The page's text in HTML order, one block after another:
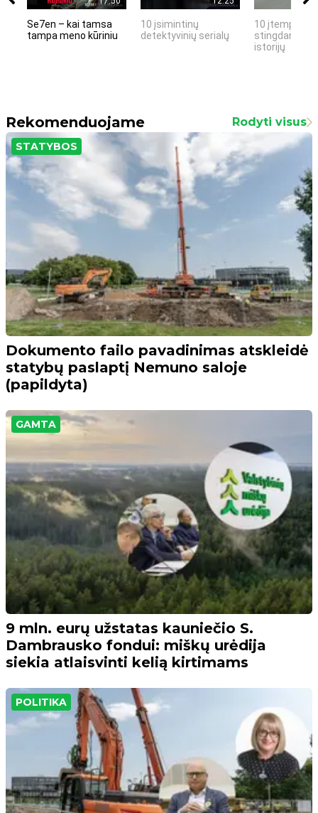
Se7en – kai tamsa
tampa meno kūriniu
10 įsimintinų
detektyvinių serialų
10 įtemptų,
stingdančių
istorijų
Rekomenduojame Rodyti visus
STATYBOS
Dokumento failo pavadinimas atskleidė
statybų paslaptį Nemuno saloje
(papildyta)
GAMTA
9 mln. eurų užstatas kauniečio S.
Dambrausko fondui: miškų urėdija
siekia atlaisvinti kelią kirtimams
POLITIKA